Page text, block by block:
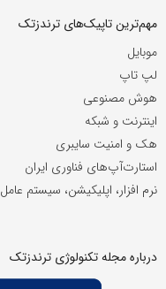
مهم‌ترین تاپیک‌های ترندزتک
موبایل
لپ تاپ
هوش مصنوعی
اینترنت و شبکه
هک و امنیت سایبری
استارت‌آپ‌های فناوری ایران
نرم افزار، اپلیکیشن، سیستم عامل
درباره مجله تکنولوژی ترندزتک